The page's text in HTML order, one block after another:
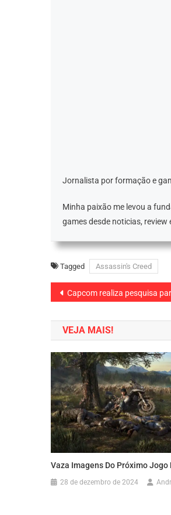
Jornalista por formação e
Minha paixão me levou a
games desde noticias, review
Tagged Assassin's Creed
Navegação
de
Post
Capcom realiza pesquisa para ver interesse dos fãs em Dino
VEJA MAIS!
Vaza Imagens Do Próximo Jogo
28 de dezembro de 2024